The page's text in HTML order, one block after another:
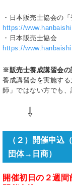
・日本販売士協会の
https://
・日本販売士協会
https://
※販売士養成講習会
養成講習会を実施す
師」ではない方でも
⇩
（２）開催申込
団体→日商）
開催初日の２週